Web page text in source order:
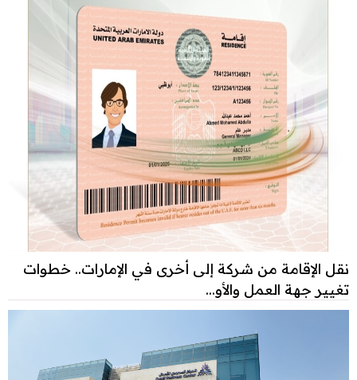
نقل الإقامة من شركة إلى أخرى في الإمارات.. خطوات
تغيير جهة العمل والأو...